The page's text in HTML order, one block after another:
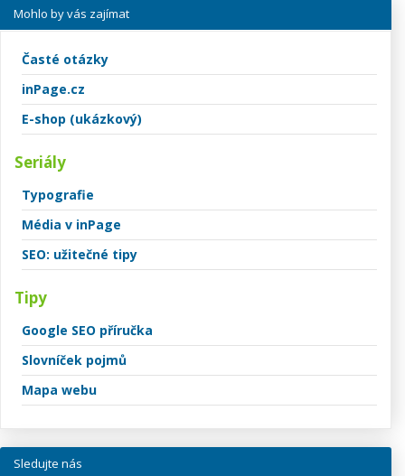
Mohlo by vás zajímat
Časté otázky
inPage.cz
E-shop (ukázkový)
Seriály
Typografie
Média v inPage
SEO: užitečné tipy
Tipy
Google SEO příručka
Slovníček pojmů
Mapa webu
Sledujte nás